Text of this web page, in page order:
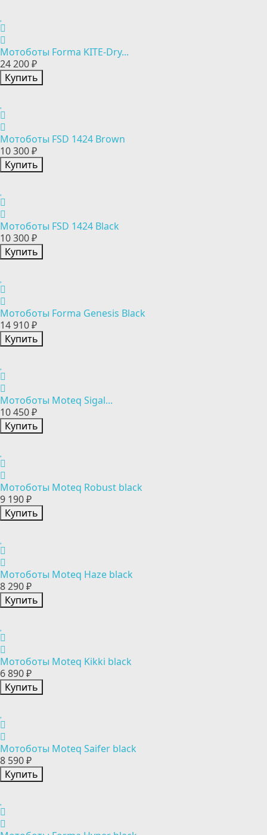
Мотоботы Forma KITE-Dry...
24 200 ₽
Купить
Мотоботы FSD 1424 Brown
10 300 ₽
Купить
Мотоботы FSD 1424 Black
10 300 ₽
Купить
Мотоботы Forma Genesis Black
14 910 ₽
Купить
Мотоботы Moteq Sigal...
10 450 ₽
Купить
Мотоботы Moteq Robust black
9 190 ₽
Купить
Мотоботы Moteq Haze black
8 290 ₽
Купить
Мотоботы Moteq Kikki black
6 890 ₽
Купить
Мотоботы Moteq Saifer black
8 590 ₽
Купить